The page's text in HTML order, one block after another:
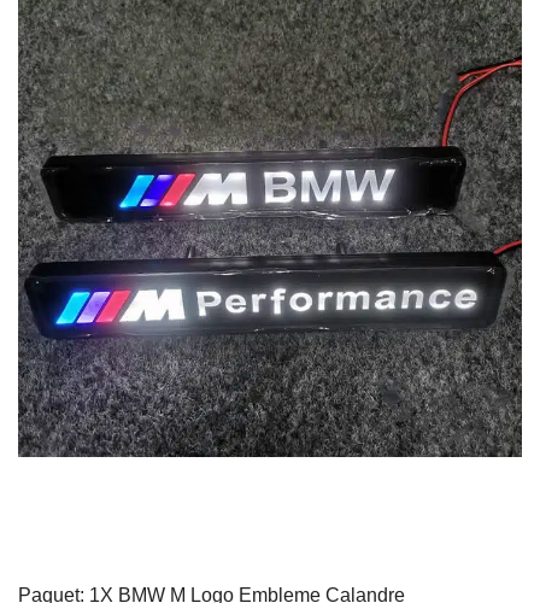
Paquet: 1X BMW M Logo Embleme Calandre​